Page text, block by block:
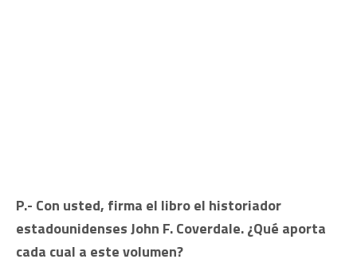
P.- Con usted, firma el libro el historiador
estadounidenses John F. Coverdale. ¿Qué aporta
cada cual a este volumen?